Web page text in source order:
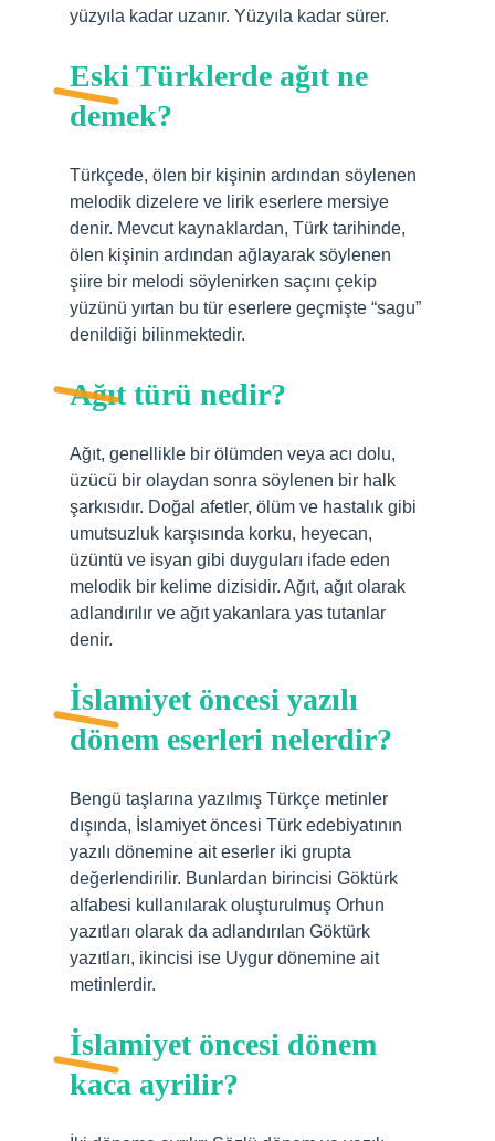
yüzyıla kadar uzanır. Yüzyıla kadar sürer.
Eski Türklerde ağıt ne
demek?
Türkçede, ölen bir kişinin ardından söylenen
melodik dizelere ve lirik eserlere mersiye
denir. Mevcut kaynaklardan, Türk tarihinde,
ölen kişinin ardından ağlayarak söylenen
şiire bir melodi söylenirken saçını çekip
yüzünü yırtan bu tür eserlere geçmişte “sagu”
denildiği bilinmektedir.
Ağıt türü nedir?
Ağıt, genellikle bir ölümden veya acı dolu,
üzücü bir olaydan sonra söylenen bir halk
şarkısıdır. Doğal afetler, ölüm ve hastalık gibi
umutsuzluk karşısında korku, heyecan,
üzüntü ve isyan gibi duyguları ifade eden
melodik bir kelime dizisidir. Ağıt, ağıt olarak
adlandırılır ve ağıt yakanlara yas tutanlar
denir.
İslamiyet öncesi yazılı
dönem eserleri nelerdir?
Bengü taşlarına yazılmış Türkçe metinler
dışında, İslamiyet öncesi Türk edebiyatının
yazılı dönemine ait eserler iki grupta
değerlendirilir. Bunlardan birincisi Göktürk
alfabesi kullanılarak oluşturulmuş Orhun
yazıtları olarak da adlandırılan Göktürk
yazıtları, ikincisi ise Uygur dönemine ait
metinlerdir.
İslamiyet öncesi dönem
kaca ayrilir?